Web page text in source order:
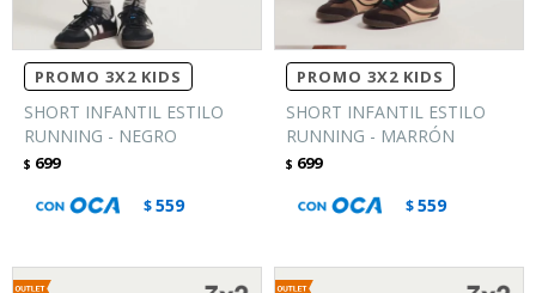
PROMO 3X2 KIDS
SHORT INFANTIL ESTILO
RUNNING - NEGRO
$ 699
$559
PROMO 3X2 KIDS
SHORT INFANTIL ESTILO
RUNNING - MARRÓN
$ 699
$559